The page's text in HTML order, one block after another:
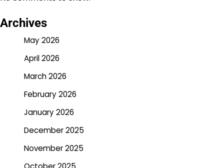
Archives
May 2026
April 2026
March 2026
February 2026
January 2026
December 2025
November 2025